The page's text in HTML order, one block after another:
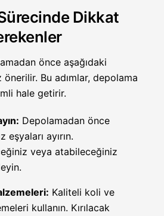
Dikkat
önce aşağıdaki
önerilir. Bu adımlar, depolama
hale getirir.
Depolamadan önce
eşyaları ayırın.
veya atabileceğiniz
Kaliteli koli ve
kullanın. Kırılacak